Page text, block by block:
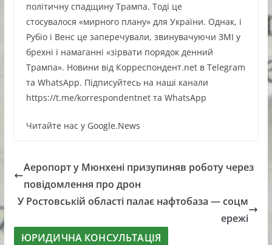
політичну спадщину Трампа. Тоді це
стосувалося «мирного плану» для України. Однак, і
Рубіо і Венс це заперечували, звинувачуючи ЗМІ у
брехні і намаганні «зірвати порядок денний
Трампа». Новини від Корреспондент.net в Telegram
та WhatsApp. Підписуйтесь на наші канали
https://t.me/korrespondentnet та WhatsApp
Читайте нас у Google.News
Аеропорт у Мюнхені призупиняв роботу через
повідомлення про дрон
У Ростовській області палає нафтобаза — соцм
ережі
ЮРИДИЧНА КОНСУЛЬТАЦІЯ